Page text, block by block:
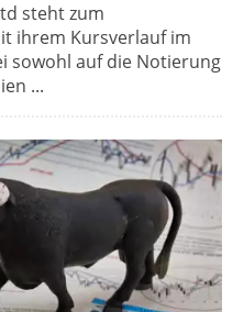
steht zum
ihrem Kursverlauf im
sowohl auf die Notierung
...